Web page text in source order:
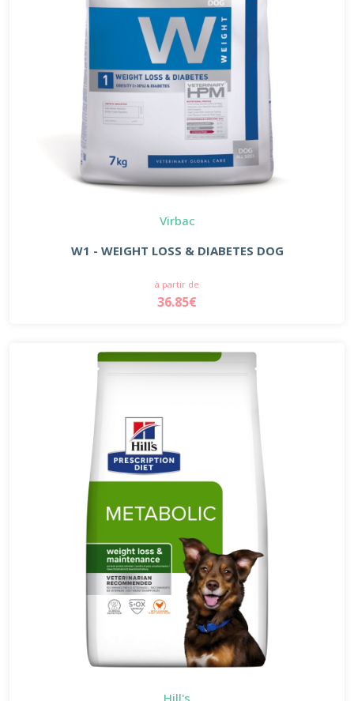
Virbac
W1 - WEIGHT LOSS & DIABETES DOG
à partir de
36.85€
Hill's